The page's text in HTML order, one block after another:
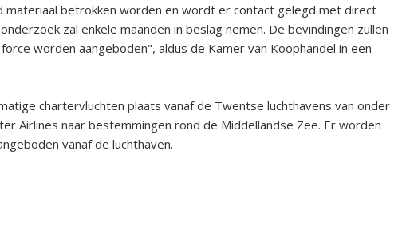
materiaal betrokken worden en wordt er contact gelegd met direct
zal enkele maanden in beslag nemen. De bevindingen zullen
worden aangeboden", aldus de Kamer van Koophandel in een
chartervluchten plaats vanaf de Twentse luchthavens van onder
Airlines naar bestemmingen rond de Middellandse Zee. Er worden
vanaf de luchthaven.